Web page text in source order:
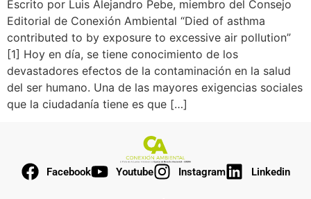
Escrito por Luis Alejandro Pebe, miembro del Consejo
Editorial de Conexión Ambiental “Died of asthma
contributed to by exposure to excessive air pollution”
[1] Hoy en día, se tiene conocimiento de los
devastadores efectos de la contaminación en la salud
del ser humano. Una de las mayores exigencias sociales
que la ciudadanía tiene es que […]
Facebook Youtube Instagram Linkedin